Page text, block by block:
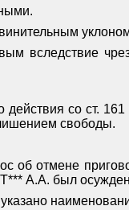
вследствие
со ст. 161
свободы.
об отмене
А.А. был